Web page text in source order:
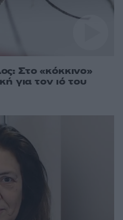
Στο «κόκκινο»
για τον ιό του